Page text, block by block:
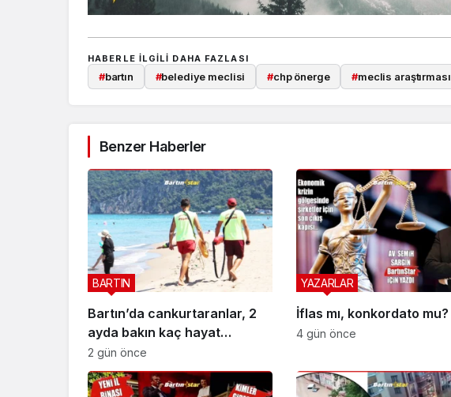
HABERLE ILGILI DAHA FAZLASI
#bartın #belediye meclisi #chp önerge #meclis araştırması
Benzer Haberler
Bartın’da cankurtaranlar, 2
ayda bakın kaç hayat
kurtardı?
BARTIN
2 gün önce
İflas mı, konkordato mu?
YAZARLAR
4 gün önce